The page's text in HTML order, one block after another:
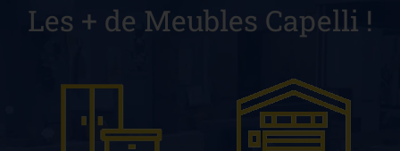
Les + de Meubles Capelli !